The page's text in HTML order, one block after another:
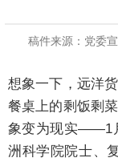
稿件来源：党委
想象一下，远洋
餐桌上的剩饭剩
象变为现实——1
洲科学院院士、